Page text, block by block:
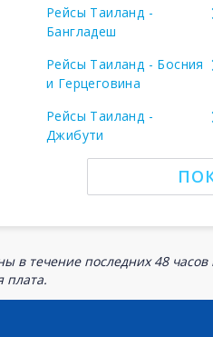
Рейсы Таиланд -
Бангладеш
Рейсы Таиланд - Босния
и Герцеговина
Рейсы Таиланд -
Джибути
в течение последних 48
плата.